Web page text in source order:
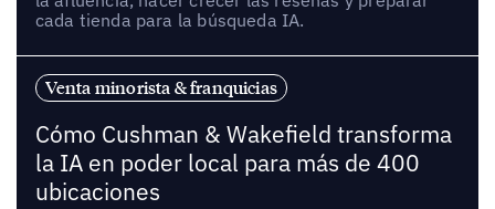
cada tienda para la búsqueda IA.
Venta minorista & franquicias
Cómo Cushman & Wakefield transforma
la IA en poder local para más de 400
ubicaciones